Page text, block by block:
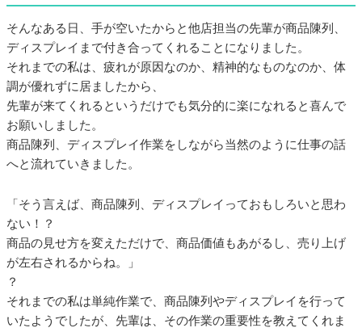
そんなある日、手が空いたからと他店担当の先輩が商品陳列、
ディスプレイまで付き合ってくれることになりました。
それまでの私は、疲れが原因なのか、精神的なものなのか、体
調が優れずに居ましたから、
先輩が来てくれるというだけでも気分的に楽になれると喜んで
お願いしました。
商品陳列、ディスプレイ作業をしながら当然のように仕事の話
へと流れていきました。
「そう言えば、商品陳列、ディスプレイっておもしろいと思わ
ない！？
商品の見せ方を変えただけで、商品価値もあがるし、売り上げ
が左右されるからね。」
？
それまでの私は単純作業で、商品陳列やディスプレイを行って
いたようでしたが、先輩は、その作業の重要性を教えてくれま